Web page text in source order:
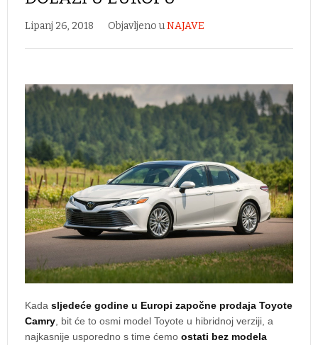
Lipanj 26, 2018 Objavljeno uNAJAVE
Kada sljedeće godine u Europi započne prodaja Toyote
Camry , bit će to osmi model Toyote u hibridnoj verziji, a
najkasnije usporedno s time ćemo ostati bez modela